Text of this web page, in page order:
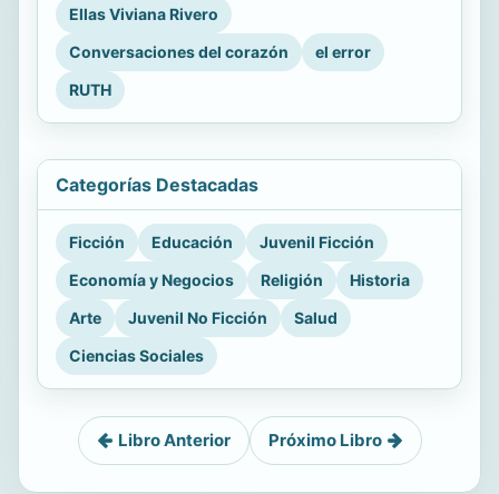
Ellas Viviana Rivero
Conversaciones del corazón
el error
RUTH
Categorías Destacadas
Ficción Educación
Juvenil Ficción
Economía y Negocios
Religión
Historia
Arte
Juvenil No Ficción
Salud
Ciencias Sociales
Libro Anterior Próximo Libro